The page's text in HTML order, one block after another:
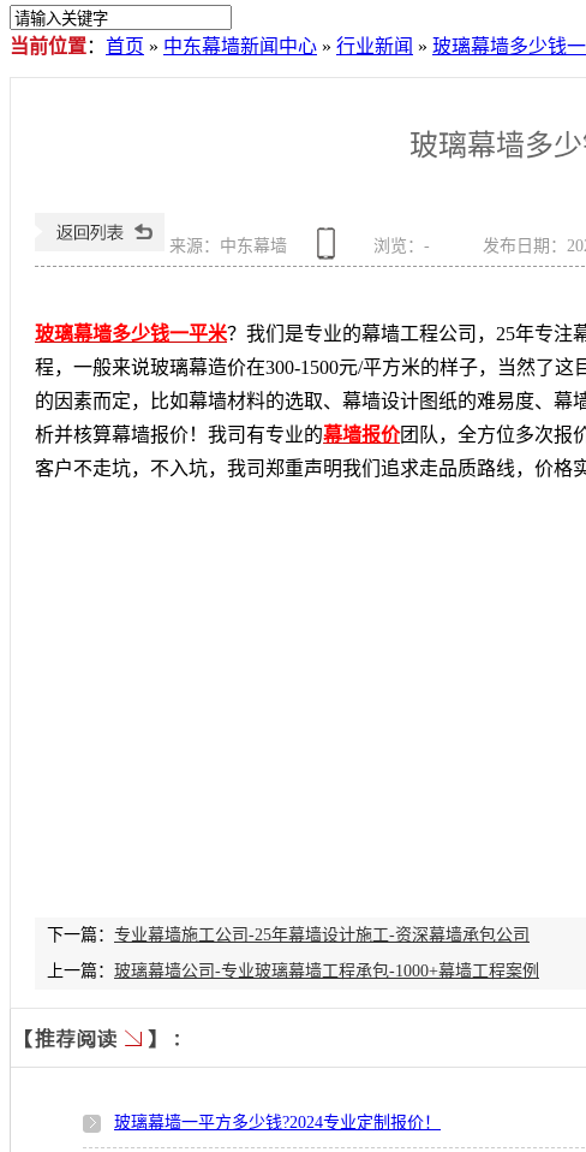
当前位置： 首页 » 中东幕墙新闻中心 » 行业新闻 » 玻璃幕墙多少钱
玻璃幕墙多
来源：中东幕墙 浏览： - 发布日期：
玻璃幕墙多少钱一平米？我们是专业的幕墙工程公司，25年专注
程，一般来说玻璃幕造价在300-1500元/平方米的样子，当然了
的因素而定，比如幕墙材料的选取、幕墙设计图纸的难易度、
析并核算幕墙报价！我司有专业的幕墙报价团队，全方位多次报
客户不走坑，不入坑，我司郑重声明我们追求走品质路线，价格
下一篇： 专业幕墙施工公司-25年幕墙设计施工-资深幕墙承包公司
上一篇： 玻璃幕墙公司-专业玻璃幕墙工程承包-1000+幕墙工程案例
玻璃幕墙一平方多少钱?2024专业定制报价！